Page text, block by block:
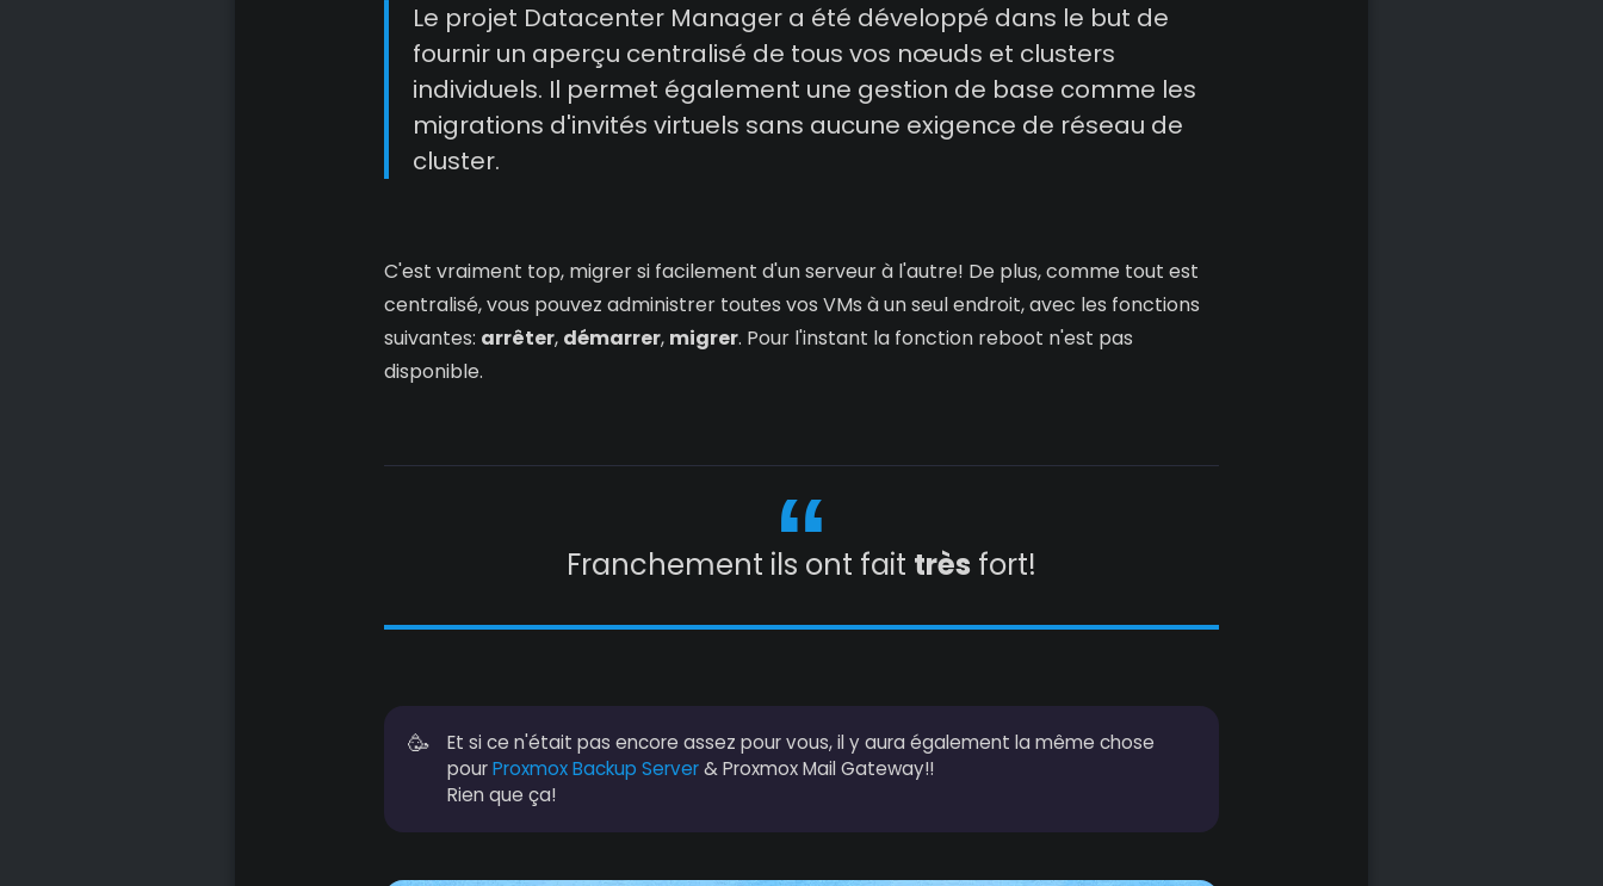
Le projet Datacenter Manager a été développé dans le but de
fournir un aperçu centralisé de tous vos nœuds et clusters
individuels. Il permet également une gestion de base comme les
migrations d'invités virtuels sans aucune exigence de réseau de
cluster.
C'est vraiment top, migrer si facilement d'un serveur à l'autre! De plus, comme tout est
centralisé, vous pouvez administrer toutes vos VMs à un seul endroit, avec les fonctions
suivantes: arrêter, démarrer, migrer. Pour l'instant la fonction reboot n'est pas
disponible.
Franchement ils ont fait très fort!
🥳
Et si ce n'était pas encore assez pour vous, il y aura également la même chose
pourProxmox Backup Server& Proxmox Mail Gateway!!
Rien que ça!